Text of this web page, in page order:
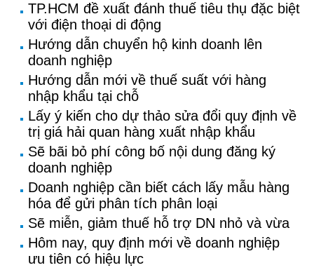
TP.HCM đề xuất đánh thuế tiêu thụ đặc biệt
với điện thoại di động
Hướng dẫn chuyển hộ kinh doanh lên
doanh nghiệp
Hướng dẫn mới về thuế suất với hàng
nhập khẩu tại chỗ
Lấy ý kiến cho dự thảo sửa đổi quy định về
trị giá hải quan hàng xuất nhập khẩu
Sẽ bãi bỏ phí công bố nội dung đăng ký
doanh nghiệp
Doanh nghiệp cần biết cách lấy mẫu hàng
hóa để gửi phân tích phân loại
Sẽ miễn, giảm thuế hỗ trợ DN nhỏ và vừa
Hôm nay, quy định mới về doanh nghiệp
ưu tiên có hiệu lực